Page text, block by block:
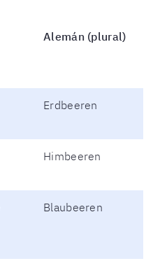
Alemán (plural)
Erdbeeren
Himbeeren
Blaubeeren